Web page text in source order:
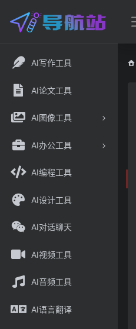
AI写作工具
AI论文工具
AI图像工具
AI办公工具
AI编程工具
AI设计工具
AI对话聊天
AI视频工具
AI音频工具
AI语言翻译